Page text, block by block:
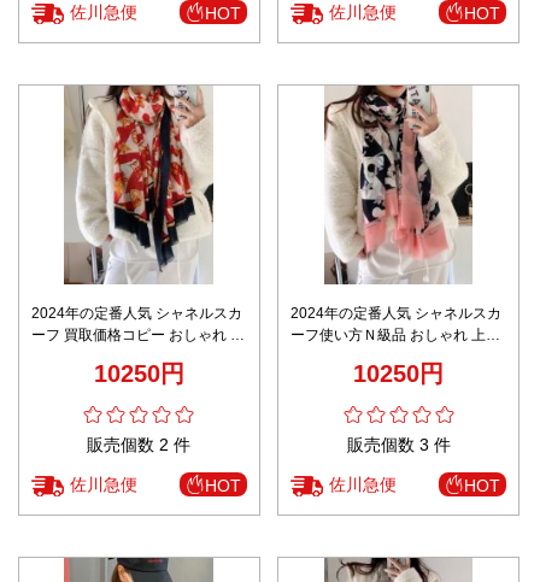
佐川急便 HOT 佐川急便 HOT
2024年の定番人気 シャネルスカ
ーフ 買取価格コピー おしゃれ 上
10250円
販売個数 2 件
佐川急便 HOT
2024年の定番人気 シャネルスカ
ーフ使い方Ｎ級品 おしゃれ 上質
10250円
販売個数 3 件
佐川急便 HOT